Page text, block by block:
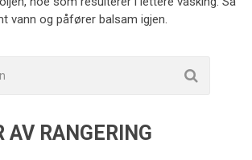
vann og påfører balsam igjen.
AV RANGERING